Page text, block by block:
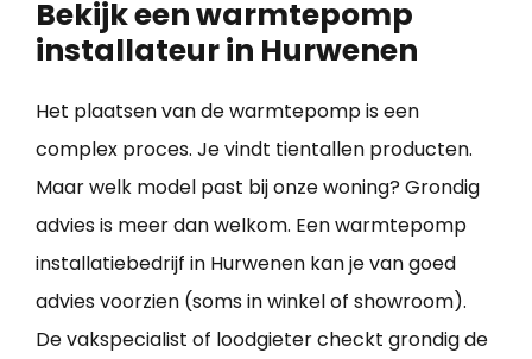
Bekijk een warmtepomp
installateur in Hurwenen
Het plaatsen van de warmtepomp is een
complex proces. Je vindt tientallen producten.
Maar welk model past bij onze woning? Grondig
advies is meer dan welkom. Een warmtepomp
installatiebedrijf in Hurwenen kan je van goed
advies voorzien (soms in winkel of showroom).
De vakspecialist of loodgieter checkt grondig de